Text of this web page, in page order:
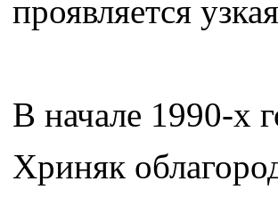
проявляется
В начале 1990-х
Хриняк